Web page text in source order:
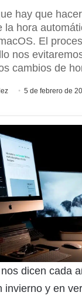
hay que
la hora
El
nos
cambios de
5 de febrero de
dicen cada
invierno y en